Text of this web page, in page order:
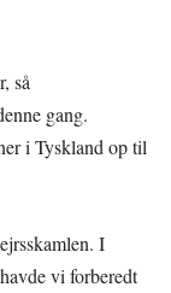
så
gang.
i Tyskland op til
I
vi forberedt